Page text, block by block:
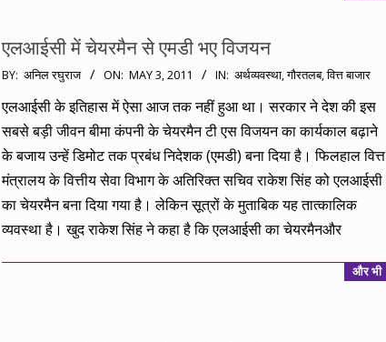
एलआईसी में चेयरमैन से एमडी भए विजयन
2011-
BY: अनिल रघुराज ON: MAY 3, 2011 IN: अर्थव्यवस्था,गौरतलब,वित्त बाजार
एलआईसी के इतिहास में ऐसा आज तक नहीं हुआ था। सरकार ने देश की इस
सबसे बड़ी जीवन बीमा कंपनी के चेयरमैन टी एस विजयन का कार्यकाल बढ़ाने
के बजाय उन्हें डिमोट तक प्रबंध निदेशक (एमडी) बना दिया है। फिलहाल वित्त
मंत्रालय के वित्तीय सेवा विभाग के अतिरिक्त सचिव राकेश सिंह को एलआईसी
का चेयरमैन बना दिया गया है। लेकिन सूत्रों के मुताबिक यह तात्कालिक
व्यवस्था है। खुद राकेश सिंह ने कहा है कि एलआईसी का चेयरमैनऔर
और भी